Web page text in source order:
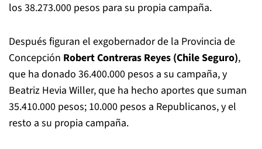
los 38.273.000 pesos para su propia campaña.
Después figuran el exgobernador de la Provincia de
Concepción Robert Contreras Reyes (Chile Seguro),
que ha donado 36.400.000 pesos a su campaña, y
Beatriz Hevia Willer, que ha hecho aportes que suman
35.410.000 pesos; 10.000 pesos a Republicanos, y el
resto a su propia campaña.